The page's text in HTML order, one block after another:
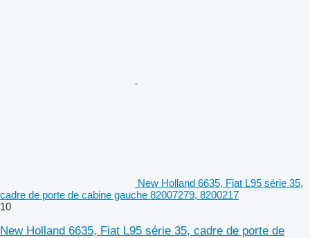
New Holland 6635, Fiat L95 série 35,
cadre de porte de cabine gauche 82007279, 8200217
10
New Holland 6635, Fiat L95 série 35, cadre de porte de